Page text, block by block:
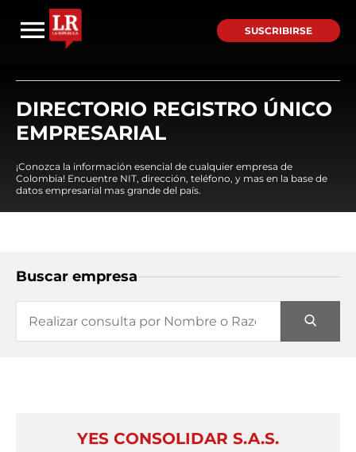
SUSCRIBIRSE
DIRECTORIO REGISTRO ÚNICO
EMPRESARIAL
¡Conozca la información esencial de cualquier empresa de
Colombia! Encuentre NIT, dirección, teléfono, y mas en la base de
datos empresarial mas grande del país.
Buscar empresa
YES CONSOLIDAR S.A.S.